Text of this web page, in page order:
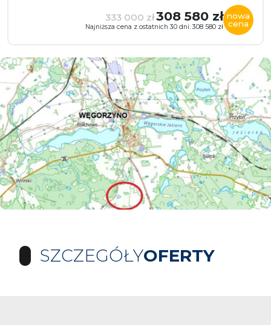
333 000 zł308 580 zł
Najniższa cena z ostatnich 30 dni: 308 580 zł
nowa
cena
SZCZEGÓŁYOFERTY